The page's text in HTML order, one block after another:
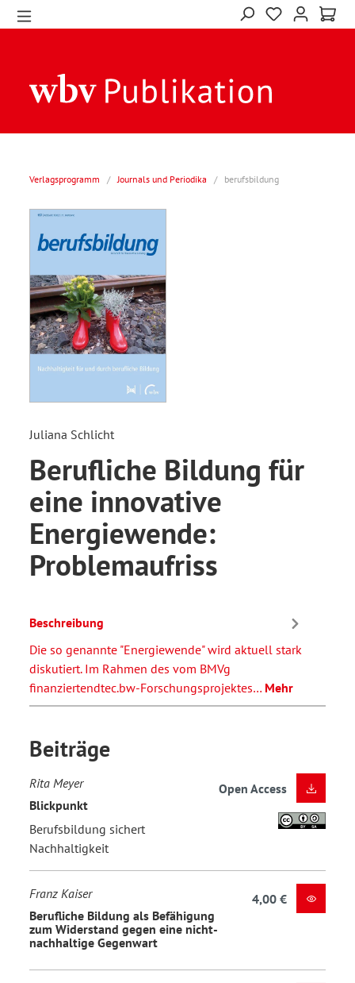
Verlagsprogramm / Journals und Periodika / berufsbildung
Juliana Schlicht
Berufliche Bildung für
eine innovative
Energiewende:
Problemaufriss
Beschreibung
Die so genannte "Energiewende" wird aktuell stark
diskutiert. Im Rahmen des vom BMVg
finanziertendtec.bw-Forschungsprojektes… Mehr
Beiträge
Rita Meyer
Blickpunkt
Berufsbildung sichert
Nachhaltigkeit
Open Access
Franz Kaiser
Berufliche Bildung als Befähigung
zum Widerstand gegen eine nicht-
nachhaltige Gegenwart
4,00 €